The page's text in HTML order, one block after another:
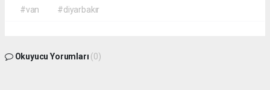
#van #diyarbakır
Okuyucu Yorumları (0)